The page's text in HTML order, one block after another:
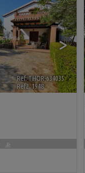
>
Ref. THOR-634035🔗
Ref2. 1948